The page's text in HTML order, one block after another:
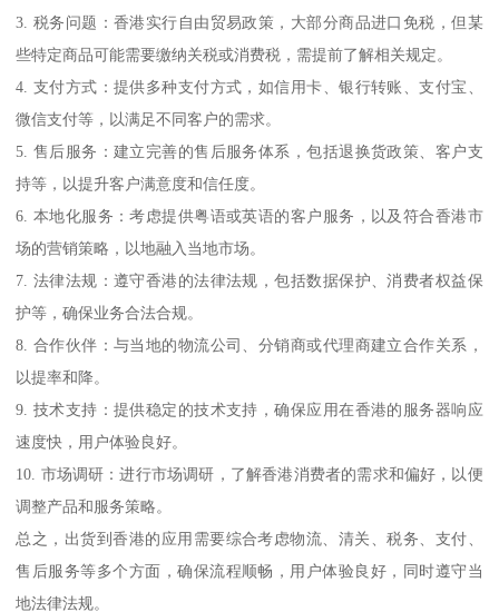
3. 税务问题：香港实行自由贸易政策，大部分商品进口免税，但某
些特定商品可能需要缴纳关税或消费税，需提前了解相关规定。
4. 支付方式：提供多种支付方式，如信用卡、银行转账、支付宝、
微信支付等，以满足不同客户的需求。
5. 售后服务：建立完善的售后服务体系，包括退换货政策、客户支
持等，以提升客户满意度和信任度。
6. 本地化服务：考虑提供粤语或英语的客户服务，以及符合香港市
场的营销策略，以地融入当地市场。
7. 法律法规：遵守香港的法律法规，包括数据保护、消费者权益保
护等，确保业务合法合规。
8. 合作伙伴：与当地的物流公司、分销商或代理商建立合作关系，
以提率和降。
9. 技术支持：提供稳定的技术支持，确保应用在香港的服务器响应
速度快，用户体验良好。
10. 市场调研：进行市场调研，了解香港消费者的需求和偏好，以便
调整产品和服务策略。
总之，出货到香港的应用需要综合考虑物流、清关、税务、支付、
售后服务等多个方面，确保流程顺畅，用户体验良好，同时遵守当
地法律法规。